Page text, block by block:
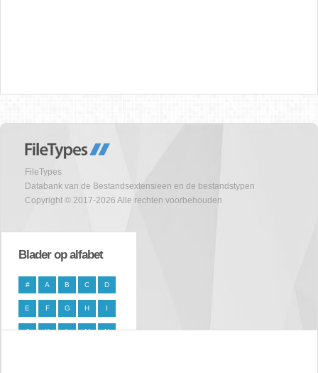
FileTypes
Databank van de Bestandsextensieen en de bestandstypen
Copyright © 2017-2026 Alle rechten voorbehouden
Blader op alfabet
# A B C D
E F G H I
J K L M N